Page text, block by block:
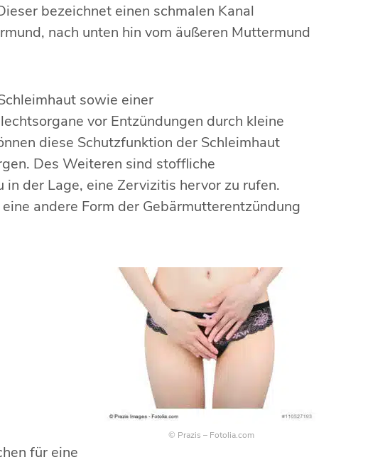
bezeichnet einen schmalen Kanal
nach unten hin vom äußeren Muttermund
sowie einer
vor Entzündungen durch kleine
diese Schutzfunktion der Schleimhaut
Des Weiteren sind stoffliche
der Lage, eine Zervizitis hervor zu rufen.
andere Form der Gebärmutterentzündung
© Prazis – Fotolia.com
für eine